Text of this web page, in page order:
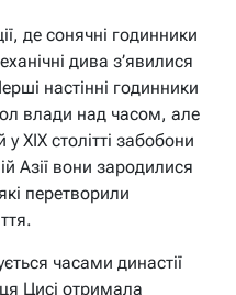
де сонячні годинники
дива з’явилися
настінні годинники
влади над часом, але
XIX столітті забобони
Азії вони зародилися
перетворили
часами династії
Цисі отримала